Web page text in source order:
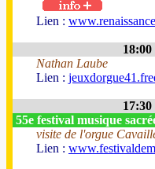
Lien :
18:00
Nathan Laube
Lien :
17:30
55e festival musique
visite de l'orgue
Lien :